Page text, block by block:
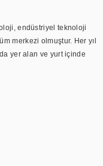
endüstriyel teknoloji
merkezi olmuştur. Her yıl
yer alan ve yurt içinde
Günümüzde
durak ekranı, araç içi
ekran, medikal ekran,